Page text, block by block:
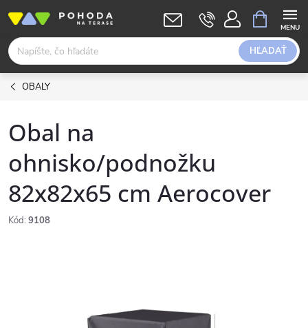
obsah
HĽADAŤ
KOŠÍK
OBALY
Obal na
ohnisko/podnožku
82x82x65 cm Aerocover
Kód: 9108